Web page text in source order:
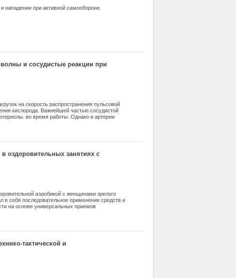
нападении при активной самообороне.
и сосудистые реакции при
на скорость распространения пульсовой
кислорода. Важнейшей частью сосудистой
во время работы. Однако и артерии
периферическое кровообращение, вызывая
оздоровительных занятиях с
аэробикой с женщинами зрелого
в себя последовательное применение средств и
на основе универсальных приемов
тактической и